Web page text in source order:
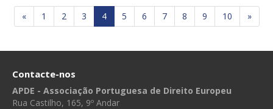
« 1 2 3 4 5 6 7 8 9 10 »
Contacte-nos
APDE - Associação Portuguesa de Direito Europeu
Rua Castilho, 165, 9º Andar